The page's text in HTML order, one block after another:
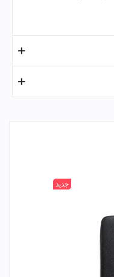
جدید